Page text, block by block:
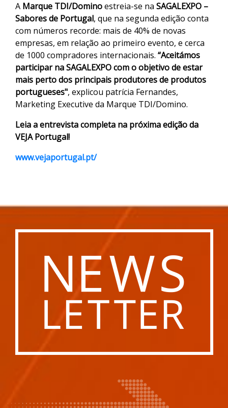
A Marque TDI/Dominoestreia-se na SAGALEXPO –
Sabores de Portugal, que na segunda edição conta
com números recorde: mais de 40% de novas
empresas, em relação ao primeiro evento, e cerca
de 1000 compradores internacionais. “Aceitámos
participar na SAGALEXPO com o objetivo de estar
mais perto dos principais produtores de produtos
portugueses", explicou patrícia Fernandes,
Marketing Executive da Marque TDI/Domino.
Leia a entrevista completa na próxima edição da
VEJA Portugal!
www.vejaportugal.pt/